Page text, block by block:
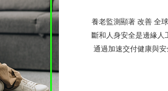
養老監測顯著 改善 全
斷和人身安全是邊緣
通過加速交付健康與